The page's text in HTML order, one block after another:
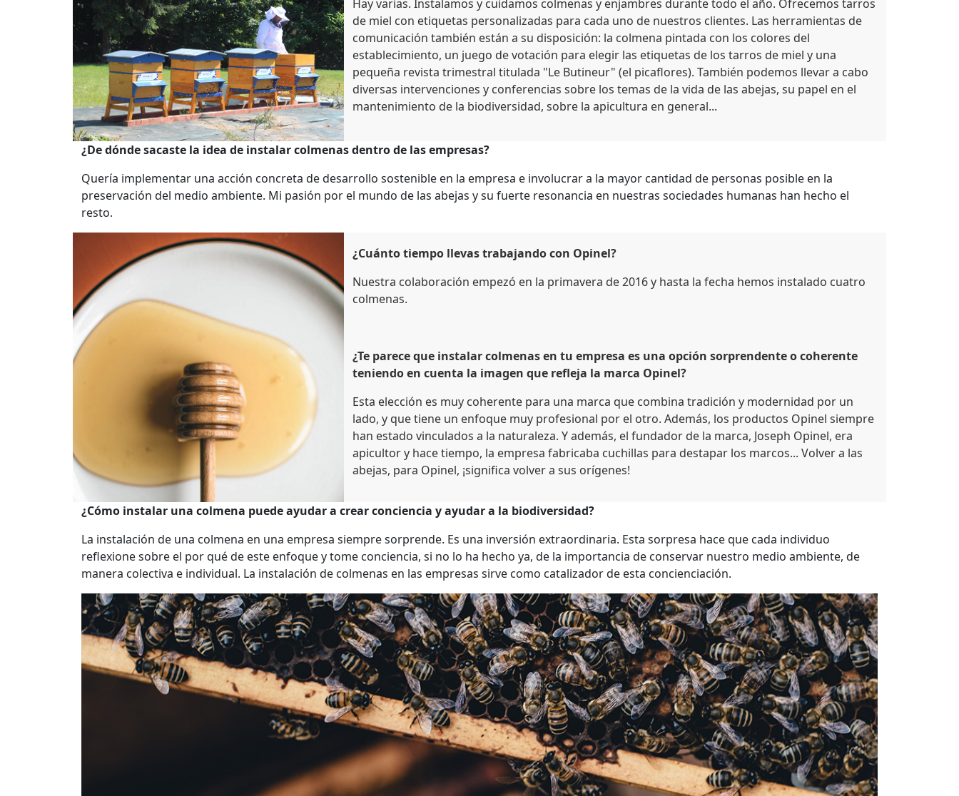
Hay varias. Instalamos y cuidamos colmenas y enjambres durante todo el año. Ofrecemos tarros
de miel con etiquetas personalizadas para cada uno de nuestros clientes. Las herramientas de
comunicación también están a su disposición: la colmena pintada con los colores del
establecimiento, un juego de votación para elegir las etiquetas de los tarros de miel y una
pequeña revista trimestral titulada "Le Butineur" (el picaflores). También podemos llevar a cabo
diversas intervenciones y conferencias sobre los temas de la vida de las abejas, su papel en el
mantenimiento de la biodiversidad, sobre la apicultura en general...
¿De dónde sacaste la idea de instalar colmenas dentro de las empresas?
Quería implementar una acción concreta de desarrollo sostenible en la empresa e involucrar a la mayor cantidad de personas posible en la
preservación del medio ambiente. Mi pasión por el mundo de las abejas y su fuerte resonancia en nuestras sociedades humanas han hecho el
resto.
¿Cuánto tiempo llevas trabajando con Opinel?
Nuestra colaboración empezó en la primavera de 2016 y hasta la fecha hemos instalado cuatro
colmenas.
¿Te parece que instalar colmenas en tu empresa es una opción sorprendente o coherente
teniendo en cuenta la imagen que refleja la marca Opinel?
Esta elección es muy coherente para una marca que combina tradición y modernidad por un
lado, y que tiene un enfoque muy profesional por el otro. Además, los productos Opinel siempre
han estado vinculados a la naturaleza. Y además, el fundador de la marca, Joseph Opinel, era
apicultor y hace tiempo, la empresa fabricaba cuchillas para destapar los marcos... Volver a las
abejas, para Opinel, ¡significa volver a sus orígenes!
¿Cómo instalar una colmena puede ayudar a crear conciencia y ayudar a la biodiversidad?
La instalación de una colmena en una empresa siempre sorprende. Es una inversión extraordinaria. Esta sorpresa hace que cada individuo
reflexione sobre el por qué de este enfoque y tome conciencia, si no lo ha hecho ya, de la importancia de conservar nuestro medio ambiente, de
manera colectiva e individual. La instalación de colmenas en las empresas sirve como catalizador de esta concienciación.